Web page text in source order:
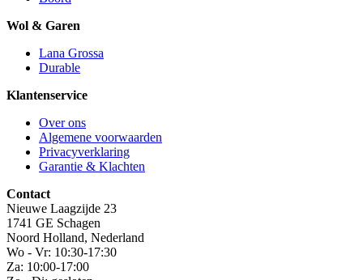
Wol & Garen
Lana Grossa
Durable
Klantenservice
Over ons
Algemene voorwaarden
Privacyverklaring
Garantie & Klachten
Contact
Nieuwe Laagzijde 23
1741 GE Schagen
Noord Holland, Nederland
Wo - Vr: 10:30-17:30
Za: 10:00-17:00